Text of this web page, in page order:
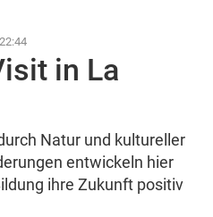
in La
Natur und kultureller
entwickeln hier
ihre Zukunft positiv